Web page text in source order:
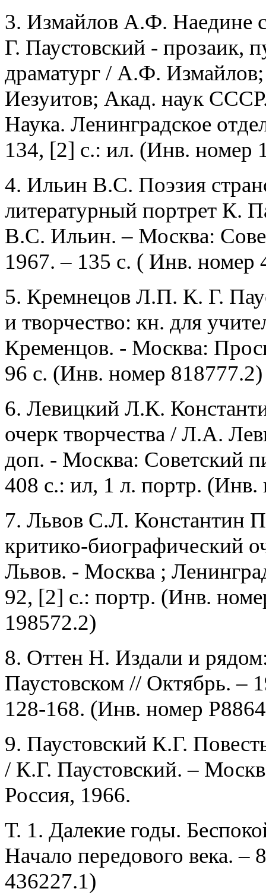
3. Измайлов А.Ф. Наедине
Г. Паустовский - прозаик,
драматург / А.Ф.
Иезуитов; Акад. наук
Наука. Ленинградское
134, [2] с.: ил. (Инв. номер
4. Ильин В.С. Поэзия
литературный портрет К.
В.С. Ильин. – Москва:
1967. – 135 с. ( Инв. номер
5. Кремнецов Л.П. К. Г.
и творчество: кн. для
Кременцов. - Москва:
96 с. (Инв. номер 818777.2)
6. Левицкий Л.К.
очерк творчества / Л.А.
доп. - Москва: Советский
408 с.: ил, 1 л. портр. (Инв.
7. Львов С.Л. Константин
критико-биографический
Львов. - Москва ;
92, [2] с.: портр. (Инв.
198572.2)
8. Оттен Н. Издали и
Паустовском // Октябрь. –
128-168. (Инв. номер
9. Паустовский К.Г.
/ К.Г. Паустовский. –
Россия, 1966.
Т. 1. Далекие годы.
Начало передового века. –
436227.1)